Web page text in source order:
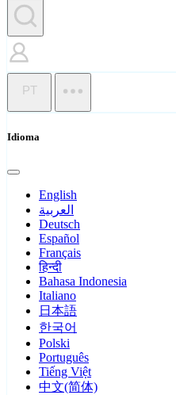
PT
Idioma
English
العربية
Deutsch
Español
Français
हिन्दी
Bahasa Indonesia
Italiano
日本語
한국어
Polski
Português
Tiếng Việt
中文(简体)